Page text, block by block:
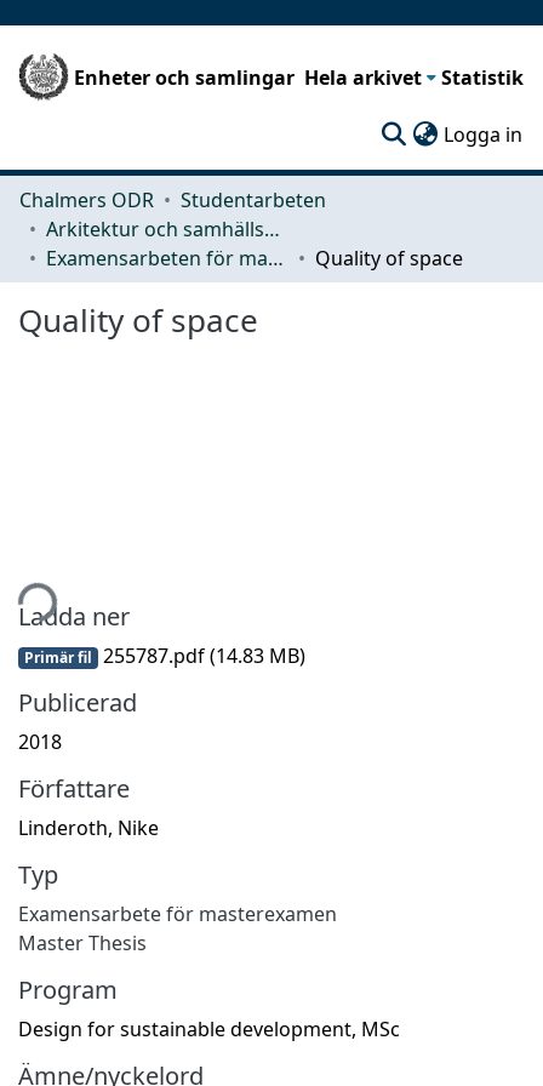
Enheter och samlingar Hela arkivet Statistik
Logga in
Chalmers ODR
Studentarbeten
Arkitektur och samhällsbyggnadsteknik (ACE)
Examensarbeten för masterexamen
Quality of space
Quality of space
Ladda ner
Primär fil 255787.pdf(14.83 MB)
Publicerad
2018
Författare
Linderoth, Nike
Typ
Examensarbete för masterexamen
Master Thesis
Program
Design for sustainable development, MSc
Ämne/nyckelord